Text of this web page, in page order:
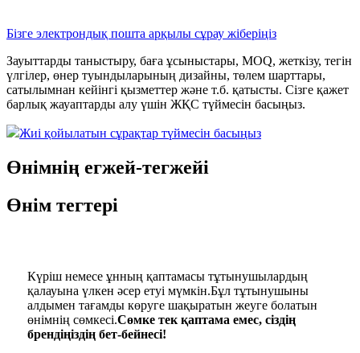
Бізге электрондық пошта арқылы сұрау жіберіңіз
Зауыттарды таныстыру, баға ұсыныстары, MOQ, жеткізу, тегін
үлгілер, өнер туындыларының дизайны, төлем шарттары,
сатылымнан кейінгі қызметтер және т.б. қатысты. Сізге қажет
барлық жауаптарды алу үшін ЖҚС түймесін басыңыз.
Жиі қойылатын сұрақтар түймесін басыңыз
Өнімнің егжей-тегжейі
Өнім тегтері
Күріш немесе ұнның қаптамасы тұтынушылардың
қалауына үлкен әсер етуі мүмкін.Бұл тұтынушыны
алдымен тағамды көруге шақыратын жеуге болатын
өнімнің сөмкесі.Сөмке тек қаптама емес, сіздің
брендіңіздің бет-бейнесі!